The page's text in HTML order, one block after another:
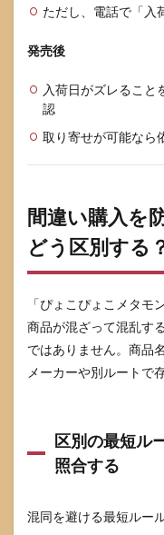
ただし、電話で「入
発売後
入荷日がズレること
認
取り寄せが可能なら
間違い購入を
どう区別する
「ぴょこぴょこメタモ
商品が混ざって混乱す
ではありません。商品
メーカーや別ルートで
区別の最短ル
照合する
混同を避ける最短ルー